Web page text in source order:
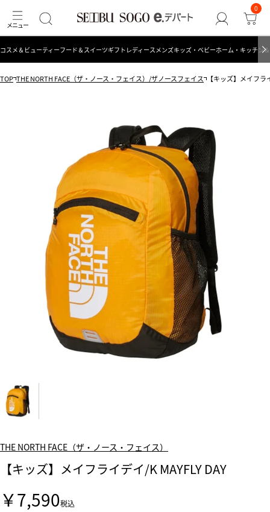
0
コスメ＆ビューティーフード＆スイーツギフト レディース メンズキッズ・ベビーホーム・キッチン
TOP THE NORTH FACE（ザ・ノース・フェイス）/ザノースフェイス 【キッズ】メイフラ
THE NORTH FACE（ザ・ノース・フェイス）
【キッズ】メイフライデイ/K MAYFLY DAY
￥7,590税込